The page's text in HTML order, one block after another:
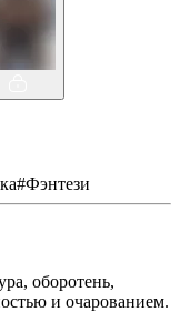
#Фэнтези
оборотень,
и очарованием.